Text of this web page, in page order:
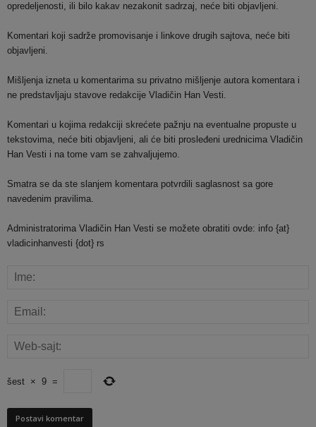
opredeljenosti, ili bilo kakav nezakonit sadrzaj, neće biti objavljeni.
Komentari koji sadrže promovisanje i linkove drugih sajtova, neće biti
objavljeni.
Mišljenja izneta u komentarima su privatno mišljenje autora komentara i
ne predstavljaju stavove redakcije Vladičin Han Vesti.
Komentari u kojima redakciji skrećete pažnju na eventualne propuste u
tekstovima, neće biti objavljeni, ali će biti prosleđeni urednicima Vladičin
Han Vesti i na tome vam se zahvaljujemo.
Smatra se da ste slanjem komentara potvrdili saglasnost sa gore
navedenim pravilima.
Administratorima Vladičin Han Vesti se možete obratiti ovde: info {at}
vladicinhanvesti {dot} rs
šest × 9 =